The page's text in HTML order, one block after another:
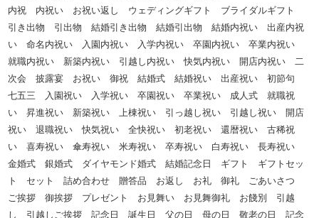
内祝 内祝い お祝い返し ウェディングギフト ブライダルギフト
引き出物 引出物 結婚引き出物 結婚引出物 結婚内祝い 出産内祝
い 命名内祝い 入園内祝い 入学内祝い 卒園内祝い 卒業内祝い
就職内祝い 新築内祝い 引越し内祝い 快気内祝い 開店内祝い 二
次会 披露宴 お祝い 御祝 結婚式 結婚祝い 出産祝い 初節句
七五三 入園祝い 入学祝い 卒園祝い 卒業祝い 成人式 就職祝
い 昇進祝い 新築祝い 上棟祝い 引っ越し祝い 引越し祝い 開店
祝い 退職祝い 快気祝い 全快祝い 初老祝い 還暦祝い 古稀祝
い 喜寿祝い 傘寿祝い 米寿祝い 卒寿祝い 白寿祝い 長寿祝い
金婚式 銀婚式 ダイヤモンド婚式 結婚記念日 ギフト ギフトセッ
ト セット 詰め合わせ 贈答品 お返し お礼 御礼 ごあいさつ
ご挨拶 御挨拶 プレゼント お見舞い お見舞御礼 お餞別 引越
し 引越しご挨拶 記念日 誕生日 父の日 母の日 敬老の日 記念